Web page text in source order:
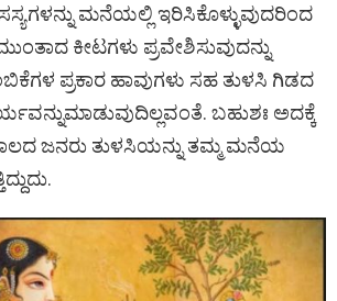
ಸಸ್ಯಗಳನ್ನು ಮನೆಯಲ್ಲಿ ಇರಿಸಿಕೊಳ್ಳುವುದರಿಂದ
ಕೀಟಗಳು ಪ್ರವೇಶಿಸುವುದನ್ನು
ಪ್ರಕಾರ ಹಾವುಗಳು ಸಹ ತುಳಸಿ ಗಿಡದ
ಬಹುಶಃ ಅದಕ್ಕೆ
ಜನರು ತುಳಸಿಯನ್ನು ತಮ್ಮ ಮನೆಯ